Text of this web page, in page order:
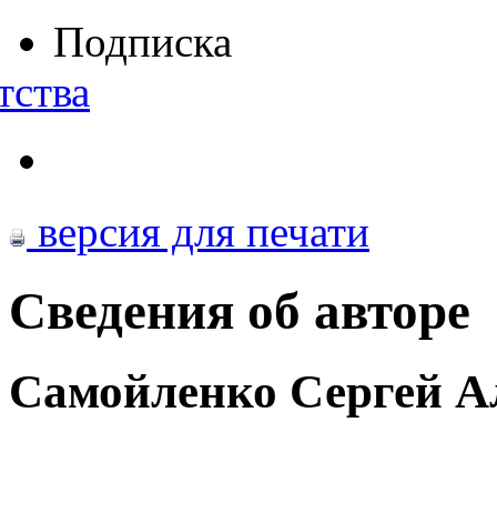
Подписка
версия для печати
Сведения об авторе
Самойленко Сергей